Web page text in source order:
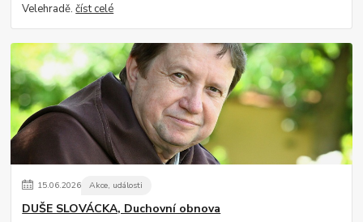
Velehradě.číst celé
15.06.2026 Akce, události
DUŠE SLOVÁCKA, Duchovní obnova